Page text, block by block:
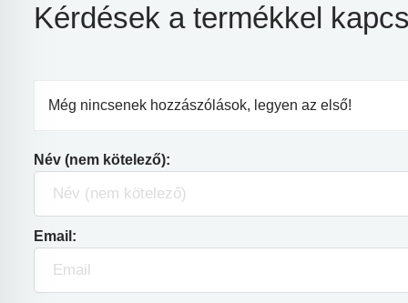
Kérdések a termékkel
Még nincsenek hozzászólások, legyen az első!
Név (nem kötelező):
Email: